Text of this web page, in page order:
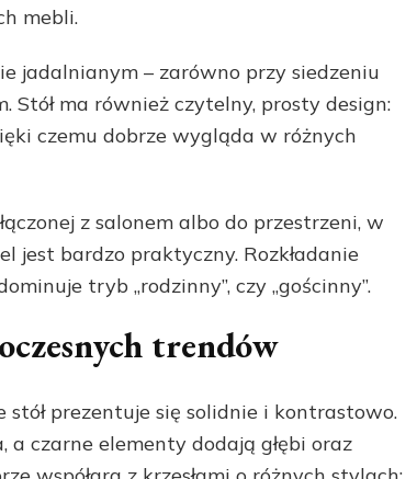
mebli.
jadalnianym – zarówno przy siedzeniu
Stół ma również czytelny, prosty design:
czemu dobrze wygląda w różnych
z salonem albo do przestrzeni, w
jest bardzo praktyczny. Rozkładanie
tryb „rodzinny”, czy „gościnny”.
trendów
stół prezentuje się solidnie i kontrastowo.
czarne elementy dodają głębi oraz